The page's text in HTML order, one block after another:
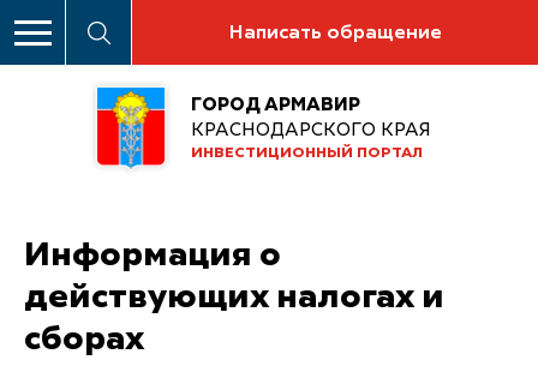
Написать обращение
ГОРОД АРМАВИР
КРАСНОДАРСКОГО КРАЯ
ИНВЕСТИЦИОННЫЙ ПОРТАЛ
Информация о
действующих налогах и
сборах